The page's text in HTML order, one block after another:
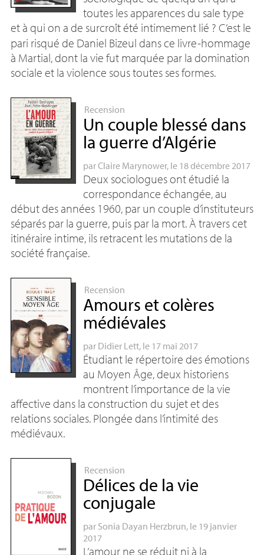
toutes les apparences du sale type
et à qui on a de surcroît été intimement lié ? C’est le
pari risqué de Daniel Bizeul dans ce livre-hommage
à Martial, dont la vie fut marquée par la domination
sociale et la violence sous toutes ses formes.
Recension
Un couple blessé dans
la guerre d’Algérie
parClaire Marynower, le 18 décembre 2017
Deux sociologues ont étudié la
correspondance échangée, au
début des années 1960, par un couple d’instituteurs
séparés par la guerre, puis par la mort. À travers cet
itinéraire intime, ils retracent les mutations de la
société française.
Recension
Amours et colères
médiévales
par Didier Lett, le 17 mai 2017
Étudiant le répertoire des émotions
au Moyen Âge, deux historiens
montrent l’importance de la vie
affective dans la construction du sujet et des
relations sociales. Plongée dans l’intimité des
médiévaux.
Recension
Délices de la vie
conjugale
par Sonia Dayan Herzbrun, le 19 janvier
2017
L’amour ne se réduit ni à la